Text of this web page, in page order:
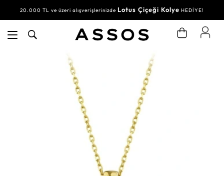
20.000 TL ve üzeri alışverişlerinizde Lotus Çiçeği Kolye HEDİYE!